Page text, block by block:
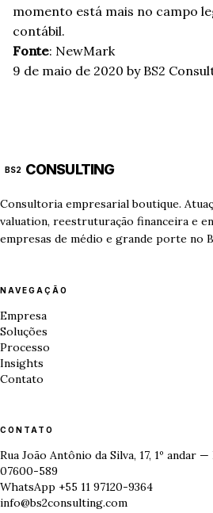
momento está mais no campo
contábil.
Fonte: NewMark
9 de maio de 2020 by BS2
BS2 CONSULTING
Consultoria empresarial boutique.
valuation, reestruturação financeira e
empresas de médio e grande porte no
NAVEGAÇÃO
Empresa
Soluções
Processo
Insights
Contato
CONTATO
Rua João Antônio da Silva, 17, 1º andar
07600-589
WhatsApp +55 11 97120-9364
info@bs2consulting.com